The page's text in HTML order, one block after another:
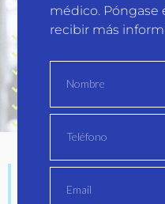
Expertos en
Medicina del trabajo
Ergonomía y
médico. Póngase
recibir más